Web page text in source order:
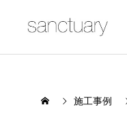
施工事例